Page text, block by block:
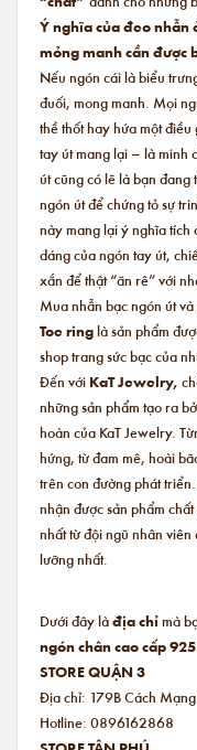
Ý nghĩa của đeo nhẫn
mỏng manh cần được
Nếu ngón cái là biểu
đuối, mong manh. Mọi
thề thốt hay hứa một
tay út mang lại – là minh
út cũng có lẽ là bạn
ngón út để chứng tỏ sự
này mang lại ý nghĩa tích
dáng của ngón tay út,
xắn để thật “ăn rê” với
Mua nhẫn bạc ngón út
Toe ringlà sản phẩm
shop trang sức bạc của
Đến với KaT Jewelry,
những sản phẩm tạo ra
hoàn của KaT Jewelry.
hứng, từ đam mê, hoài
trên con đường phát
nhận được sản phẩm
nhất từ đội ngũ nhân
lưỡng nhất.
Dưới đây làđịa chỉmà
ngón chân cao cấp
STORE QUẬN 3
Địa chỉ: 179B Cách
Hotline: 0896162868